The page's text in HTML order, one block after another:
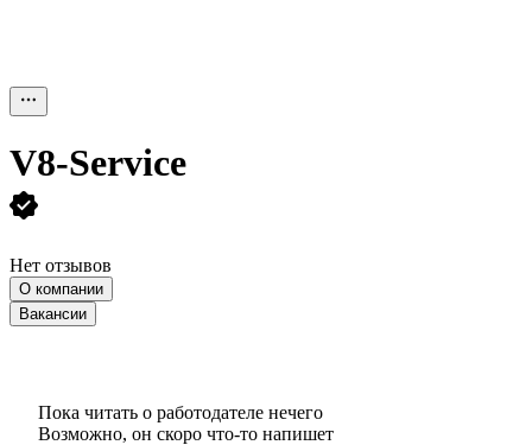
V8-Service
Нет отзывов
О компании
Вакансии
Пока читать о работодателе нечего
Возможно, он скоро что‑то напишет